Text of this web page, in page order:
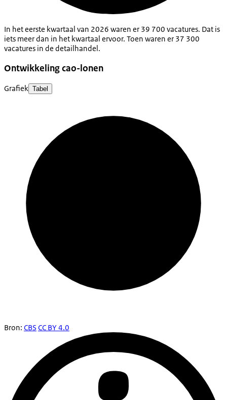
In het eerste kwartaal van 2026 waren er 39 700 vacatures. Dat is
iets meer dan in het kwartaal ervoor. Toen waren er 37 300
vacatures in de detailhandel.
Ontwikkeling cao-lonen
Grafiek Tabel
Bron: CBS CC BY 4.0